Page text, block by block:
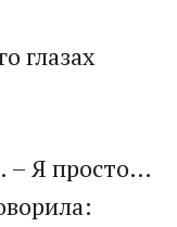
глазах
– Я просто…